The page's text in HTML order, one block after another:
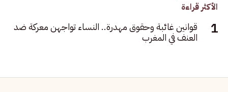
الأكثر قراءة
قوانين غائبة وحقوق مهدرة.. النساء تواجهن معركة ضد
العنف في المغرب